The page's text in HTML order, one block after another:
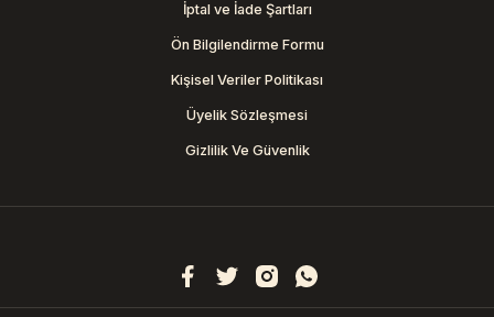
İptal ve İade Şartları
Ön Bilgilendirme Formu
Kişisel Veriler Politikası
Üyelik Sözleşmesi
Gizlilik Ve Güvenlik